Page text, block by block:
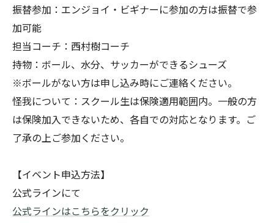
振替参加：エンジョイ・ビギナーに参加の方は振替で参
加可能
担当コーチ：西村樹コーチ
持物：ボール、水分、サッカーができるシューズ
※ボールがない方は申し込み時にご連絡ください。
怪我について：スクール生は保険適用範囲内。一般の方
は保険加入できないため、各自での対応となります。ご
了承の上ご参加ください。
【イベント申込方法】
公式ラインにて
公式ラインはこちらをクリック